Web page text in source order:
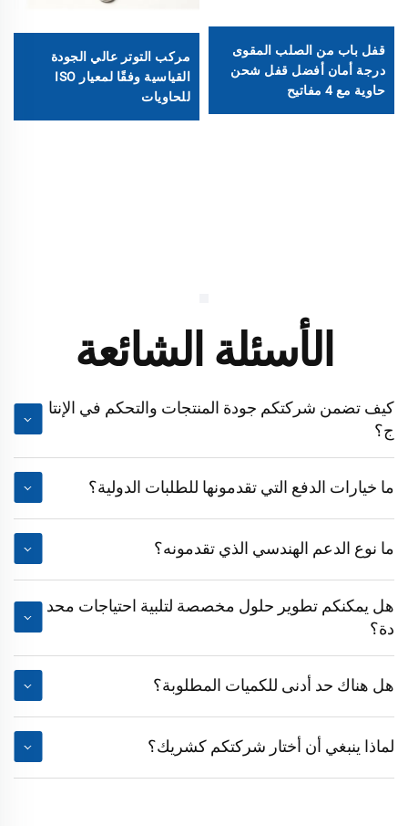
قفل باب من الصلب المقوى
درجة أمان أفضل قفل شحن
حاوية مع 4 مفاتيح
مركب التوتر عالي الجودة
القياسية وفقًا لمعيار ISO
للحاويات
الأسئلة الشائعة
كيف تضمن شركتكم جودة المنتجات والتحكم في الإنتا
ج؟
ما خيارات الدفع التي تقدمونها للطلبات الدولية؟
ما نوع الدعم الهندسي الذي تقدمونه؟
هل يمكنكم تطوير حلول مخصصة لتلبية احتياجات محد
دة؟
هل هناك حد أدنى للكميات المطلوبة؟
لماذا ينبغي أن أختار شركتكم كشريك؟